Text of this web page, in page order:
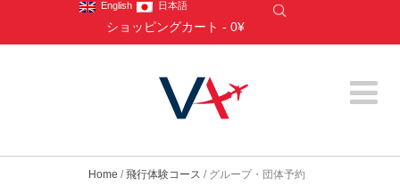
English 日本語
ショッピングカート - 0¥
Home /飛行体験コース / グループ・団体予約